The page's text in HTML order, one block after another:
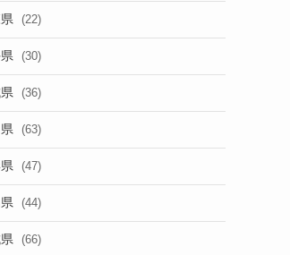
(22)
(30)
(36)
(63)
(47)
(44)
(66)